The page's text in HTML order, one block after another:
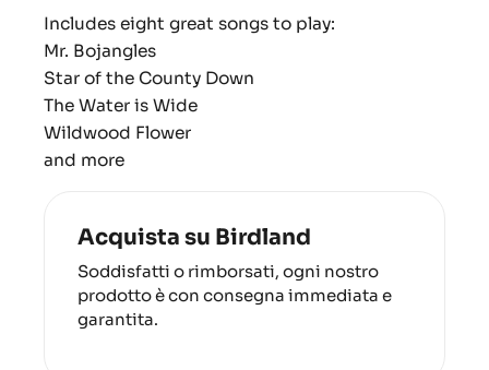
Includes eight great songs to play:
Mr. Bojangles
Star of the County Down
The Water is Wide
Wildwood Flower
and more
Acquista su Birdland
Soddisfatti o rimborsati, ogni nostro
prodotto è con consegna immediata e
garantita.